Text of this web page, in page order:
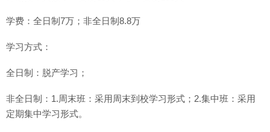
学费：全日制7万；非全日制8.8万
学习方式：
全日制：脱产学习；
非全日制：1.周末班：采用周末到校学习形式；2.集中班：采用
定期集中学习形式。